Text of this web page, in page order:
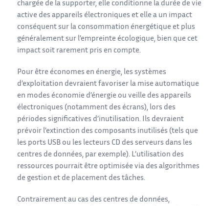
chargée de la supporter, elle conditionne la durée de vie
active des appareils électroniques et elle a un impact
conséquent sur la consommation énergétique et plus
généralement sur l’empreinte écologique, bien que cet
impact soit rarement pris en compte.
Pour être économes en énergie, les systèmes
d’exploitation devraient favoriser la mise automatique
en modes économie d’énergie ou veille des appareils
électroniques (notamment des écrans), lors des
périodes significatives d’inutilisation. Ils devraient
prévoir l’extinction des composants inutilisés (tels que
les ports USB ou les lecteurs CD des serveurs dans les
centres de données, par exemple). L’utilisation des
ressources pourrait être optimisée via des algorithmes
de gestion et de placement des tâches.
Contrairement au cas des centres de données,